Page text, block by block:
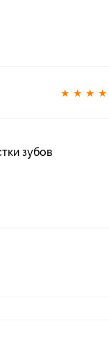
★ ★ ★ ★
зубов